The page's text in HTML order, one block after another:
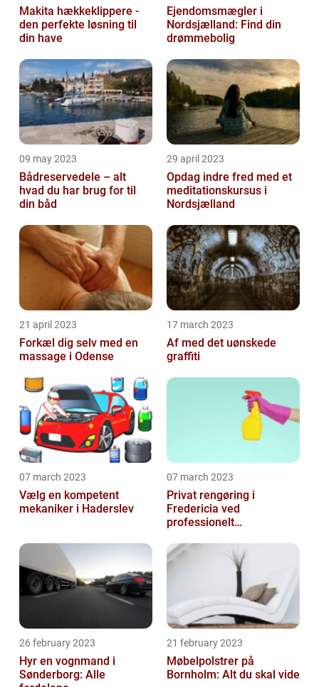
Makita hækkeklippere -
den perfekte løsning til
din have
Ejendomsmægler i
Nordsjælland: Find din
drømmebolig
09 may 2023
Bådreservedele – alt
hvad du har brug for til
din båd
29 april 2023
Opdag indre fred med et
meditationskursus i
Nordsjælland
21 april 2023
Forkæl dig selv med en
massage i Odense
17 march 2023
Af med det uønskede
graffiti
07 march 2023
Vælg en kompetent
mekaniker i Haderslev
07 march 2023
Privat rengøring i
Fredericia ved
professionelt
26 february 2023
Hyr en vognmand i
Sønderborg: Alle
21 february 2023
Møbelpolstrer på
Bornholm: Alt du skal vide